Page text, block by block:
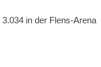
3.034 in der Flens-Arena